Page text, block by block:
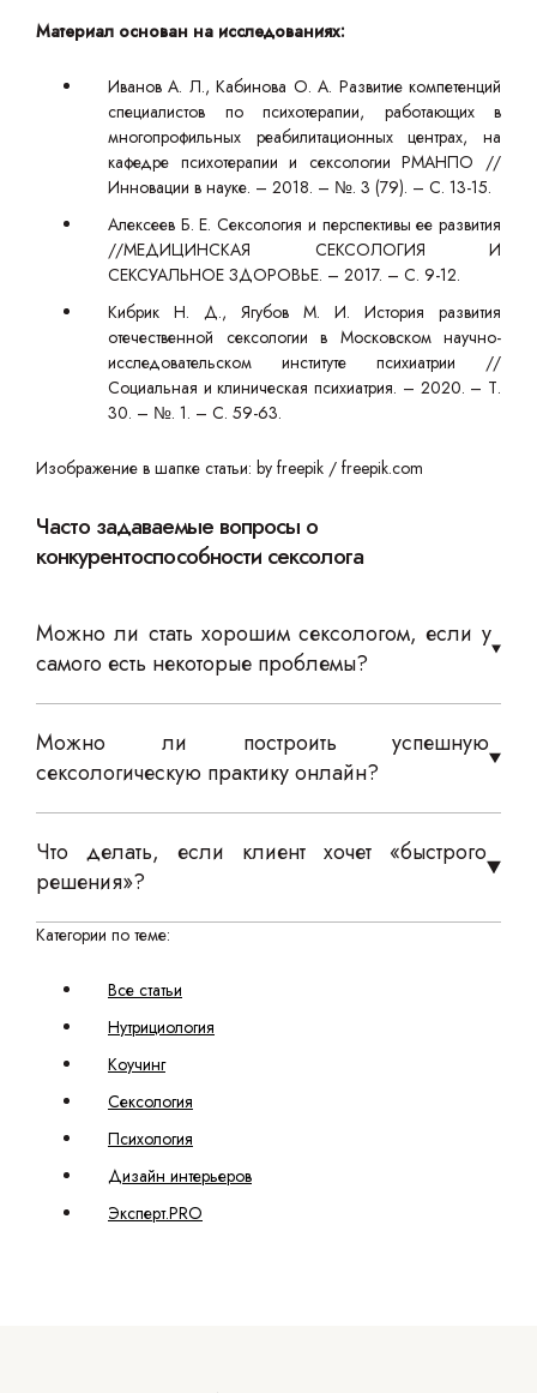
Материал основан на исследованиях:
Иванов А. Л., Кабинова О. А. Развитие компетенций
специалистов по психотерапии, работающих в
многопрофильных реабилитационных центрах, на
кафедре психотерапии и сексологии РМАНПО //
Инновации в науке. – 2018. – №. 3 (79). – С. 13-15.
Алексеев Б. Е. Сексология и перспективы ее развития
//МЕДИЦИНСКАЯ СЕКСОЛОГИЯ И
СЕКСУАЛЬНОЕ ЗДОРОВЬЕ. – 2017. – С. 9-12.
Кибрик Н. Д., Ягубов М. И. История развития
отечественной сексологии в Московском научно-
исследовательском институте психиатрии //
Социальная и клиническая психиатрия. – 2020. – Т.
30. – №. 1. – С. 59-63.
Изображение в шапке статьи: by freepik / freepik.com
Часто задаваемые вопросы о
конкурентоспособности сексолога
Можно ли стать хорошим сексологом, если у
самого есть некоторые проблемы?
Можно ли построить успешную
сексологическую практику онлайн?
Что делать, если клиент хочет «быстрого
решения»?
Категории по теме:
Все статьи
Нутрициология
Коучинг
Сексология
Психология
Дизайн интерьеров
Эксперт.PRO